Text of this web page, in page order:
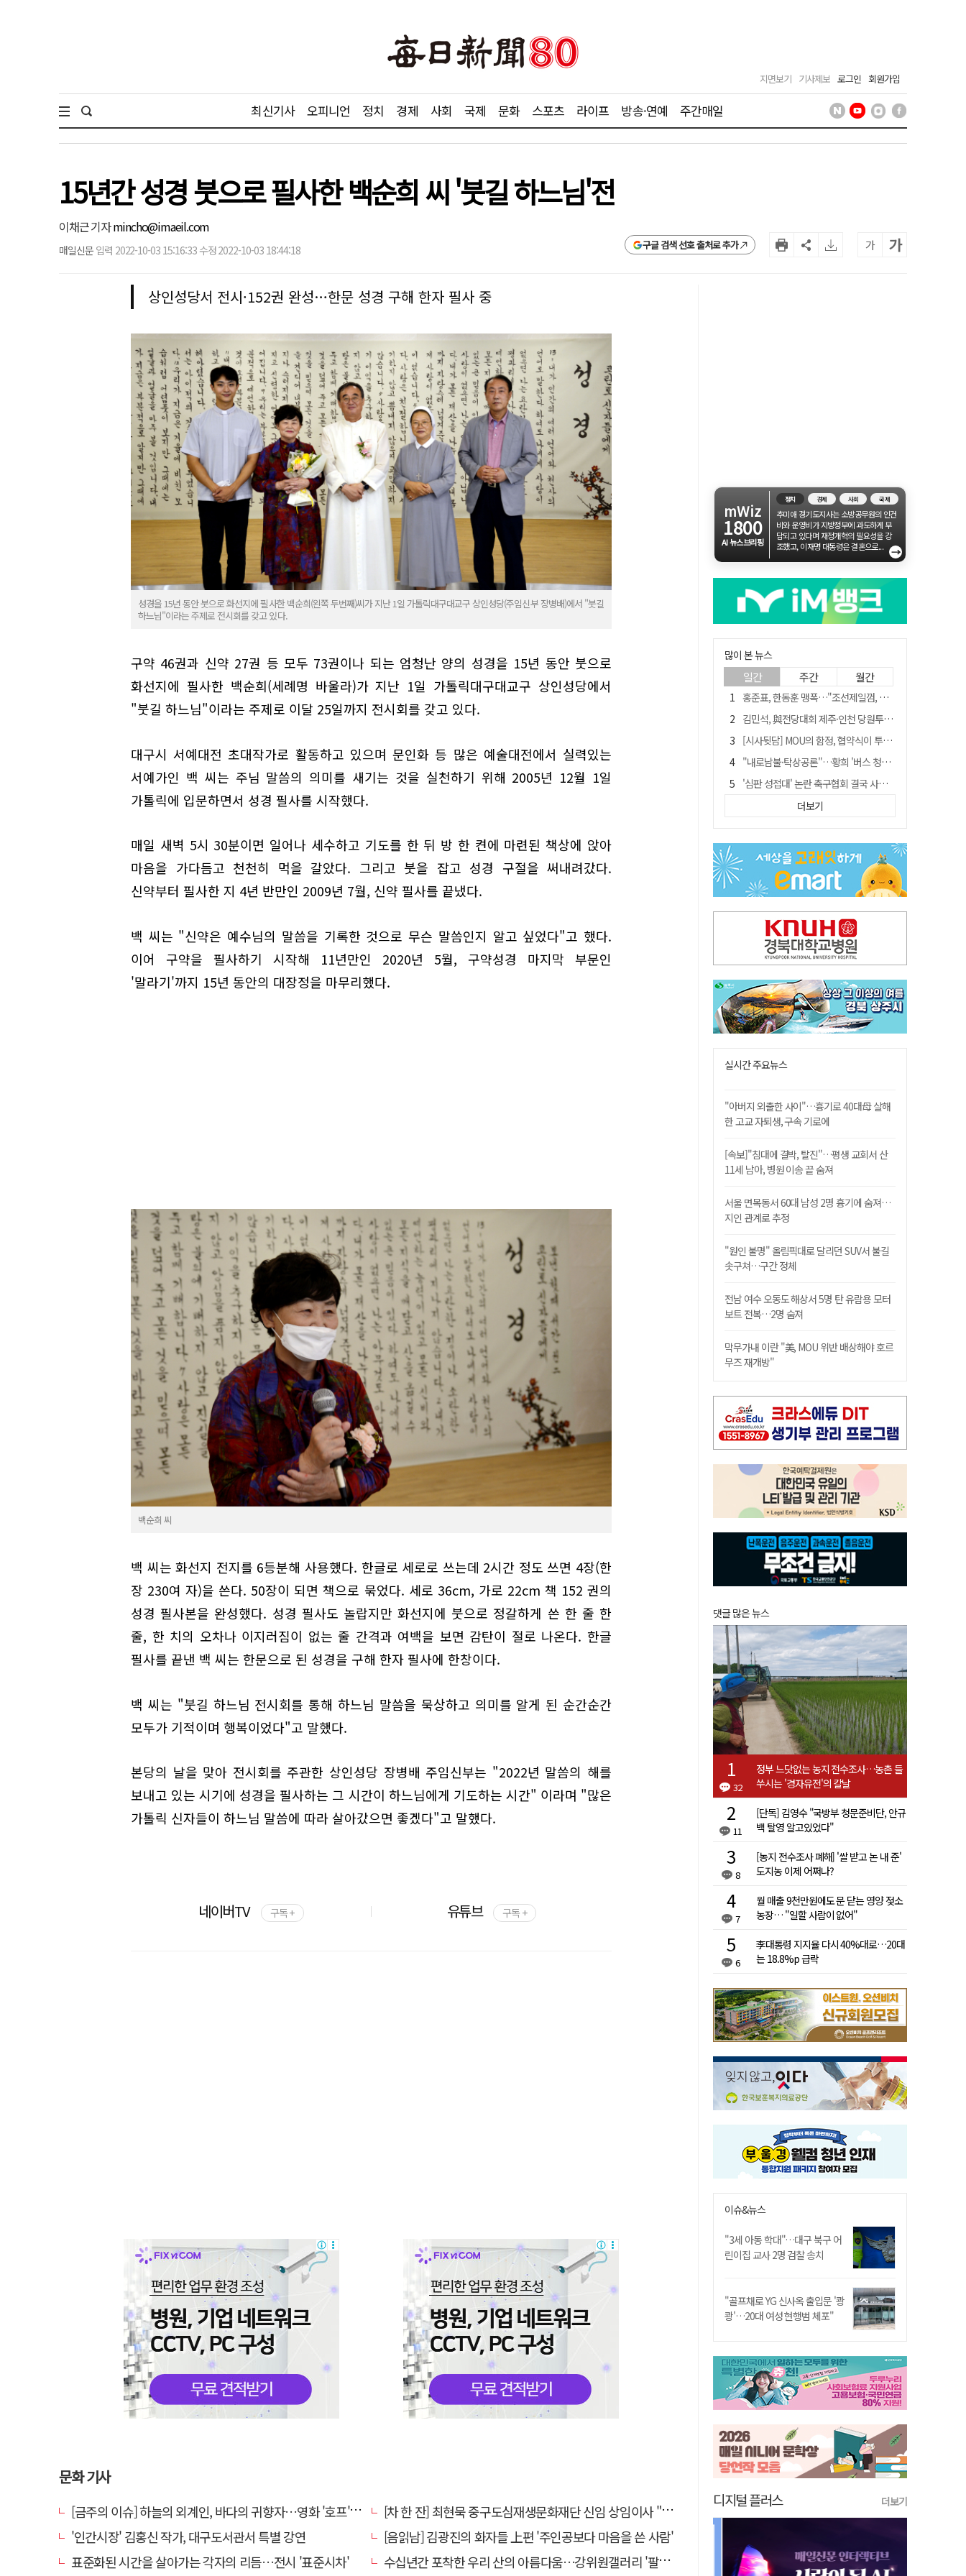
지면보기 기사제보 로그인 회원가입
최신기사 오피니언 정치 경제 사회 국제 문화 스포츠 라이프 방송·연예 주간매일
15년간 성경 붓으로 필사한 백순희 씨 '붓길 하느님'전
이채근 기자mincho@imaeil.com
매일신문 입력 2022-10-03 15:16:33 수정 2022-10-03 18:44:18 구글 검색 선호 출처로 추가 가 가
상인성당서 전시·152권 완성…한문 성경 구해 한자 필사 중
성경을 15년 동안 붓으로 화선지에 필사한 백순희(왼쪽 두번째)씨가 지난 1일 가톨릭대구대교구 상인성당(주임신부 장병배)에서 "붓길
하느님"이라는 주제로 전시회를 갖고 있다.
구약 46권과 신약 27권 등 모두 73권이나 되는 엄청난 양의 성경을 15년 동안 붓으로
화선지에 필사한 백순희(세례명 바울라)가 지난 1일 가톨릭대구대교구 상인성당에서
"붓길 하느님"이라는 주제로 이달 25일까지 전시회를 갖고 있다.
대구시 서예대전 초대작가로 활동하고 있으며 문인화 등 많은 예술대전에서 실력있는
서예가인 백 씨는 주님 말씀의 의미를 새기는 것을 실천하기 위해 2005년 12월 1일
가톨릭에 입문하면서 성경 필사를 시작했다.
매일 새벽 5시 30분이면 일어나 세수하고 기도를 한 뒤 방 한 켠에 마련된 책상에 앉아
마음을 가다듬고 천천히 먹을 갈았다. 그리고 붓을 잡고 성경 구절을 써내려갔다.
신약부터 필사한 지 4년 반만인 2009년 7월, 신약 필사를 끝냈다.
백 씨는 "신약은 예수님의 말씀을 기록한 것으로 무슨 말씀인지 알고 싶었다"고 했다.
이어 구약을 필사하기 시작해 11년만인 2020년 5월, 구약성경 마지막 부문인
'말라기'까지 15년 동안의 대장정을 마무리했다.
백순희 씨
백 씨는 화선지 전지를 6등분해 사용했다. 한글로 세로로 쓰는데 2시간 정도 쓰면 4장(한
장 230여 자)을 쓴다. 50장이 되면 책으로 묶었다. 세로 36cm, 가로 22cm 책 152 권의
성경 필사본을 완성했다. 성경 필사도 놀랍지만 화선지에 붓으로 정갈하게 쓴 한 줄 한
줄, 한 치의 오차나 이지러짐이 없는 줄 간격과 여백을 보면 감탄이 절로 나온다. 한글
필사를 끝낸 백 씨는 한문으로 된 성경을 구해 한자 필사에 한창이다.
백 씨는 "붓길 하느님 전시회를 통해 하느님 말씀을 묵상하고 의미를 알게 된 순간순간
모두가 기적이며 행복이었다"고 말했다.
본당의 날을 맞아 전시회를 주관한 상인성당 장병배 주임신부는 "2022년 말씀의 해를
보내고 있는 시기에 성경을 필사하는 그 시간이 하느님에게 기도하는 시간" 이라며 "많은
가톨릭 신자들이 하느님 말씀에 따라 살아갔으면 좋겠다"고 말했다.
네이버TV 구독 + 유튜브 구독 +
문화 기사
[금주의 이슈] 하늘의 외계인, 바다의 귀향자…영화 '호프'와 '오디세이'
[차 한 잔] 최현묵 중구도심재생문화재단 신임 상임이사 "서문시장·경상감영 등 지역 자원 활용…문화의 일상화"
'인간시장' 김홍신 작가, 대구도서관서 특별 강연
[음읽남] 김광진의 화자들 上편 '주인공보다 마음을 쓴 사람'
표준화된 시간을 살아가는 각자의 리듬…전시 '표준시차'
수십년간 포착한 우리 산의 아름다움…강위원갤러리 '팔공·지리展' 개최
mWiz
1800
AI 뉴스브리핑
정치 경제 사회 국제
추미애 경기도지사는 소방공무원의 인건
비와 운영비가 지방정부에 과도하게 부
담되고 있다며 재정개혁의 필요성을 강
조했고, 이재명 대통령은 결혼으로...
→
많이 본 뉴스
일간 주간 월간
홍준표, 한동훈 맹폭…"조선제일껌, 권력에 살고 권력에 죽었다"
김민석, 與전당대회 제주·인천 당원투표서 승리…누적 득표는 '초박빙'
[시사뒷담] MOU의 함정, 협약식이 투자 확정은 아니긴 해
"내로남불·탁상공론"…황희 '버스 청년주택' 제안에 與 내부서도 쓴소리
'심판 성접대' 논란 축구협회 결국 사과…"깊이 반성, 쇄신하겠다"
"경로당 통장에 비밀번호가 적혀 있다"…전국 돌며 경로당 13곳 턴 30대 구속
예안향교 대성전, '국가지정 보물로 지정'
휠체어 환자 발로 밀어 숨지게 한 70대 간병인…2심도 집행유예
박권현 청도군수, 국무총리에 "청도 물 공급 최대 3만t 늘려달라"
더보기
실시간 주요뉴스
"아버지 외출한 사이"…흉기로 40대母 살해
한 고교 자퇴생, 구속 기로에
[속보]"침대에 결박, 탈진"…평생 교회서 산
11세 남아, 병원 이송 끝 숨져
서울 면목동서 60대 남성 2명 흉기에 숨져…
지인 관계로 추정
"원인 불명" 올림픽대로 달리던 SUV서 불길
솟구쳐…구간 정체
전남 여수 오동도 해상서 5명 탄 유람용 모터
보트 전복…2명 숨져
막무가내 이란 "美, MOU 위반 배상해야 호르
무즈 재개방"
댓글 많은 뉴스
32
정부 느닷없는 농지 전수조사…농촌 들
쑤시는 '경자유전'의 칼날
11
[단독] 김영수 "국방부 청문준비단, 안규
백 탈영 알고있었다"
8
[농지 전수조사 폐해] '쌀 받고 논 내 준'
도지농 이제 어쩌나?
7
월 매출 9천만원에도 문 닫는 영양 젖소
농장… "일할 사람이 없어"
6
李대통령 지지율 다시 40%대로…20대
는 18.8%p 급락
이슈&뉴스
"3세 아동 학대"…대구 북구 어
린이집 교사 2명 검찰 송치
"골프채로 YG 신사옥 출입문 '쾅
쾅'…20대 여성 현행범 체포"
디지털 플러스 더보기